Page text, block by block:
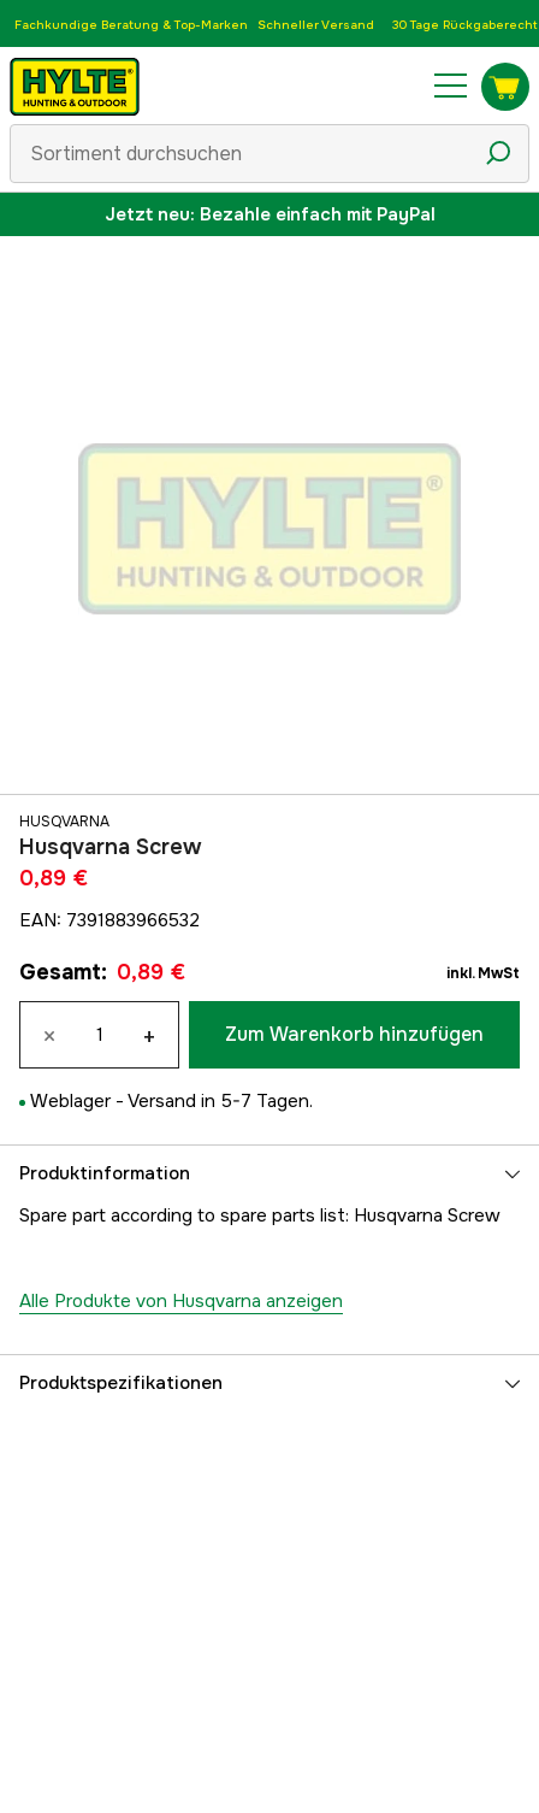
Fachkundige Beratung & Top-Marken Schneller Versand 30 Tage Rückgaberecht
Jetzt neu: Bezahle einfach mit PayPal
HUSQVARNA
Husqvarna Screw
0,89 €
EAN: 7391883966532
Gesamt: 0,89 € inkl. MwSt
× + Zum Warenkorb hinzufügen
Weblager - Versand in 5-7 Tagen.
Produktinformation
Spare part according to spare parts list: Husqvarna Screw
Alle Produkte von Husqvarna anzeigen
Produktspezifikationen